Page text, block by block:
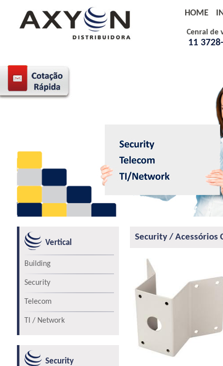
Cenral de
11
HOME
Vertical
Building
Security
Telecom
TI / Network
Security
Security / Acessórios